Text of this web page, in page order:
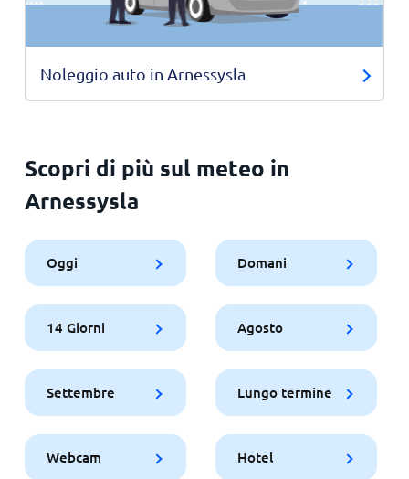
Noleggio auto in Arnessysla
Scopri di più sul meteo in
Arnessysla
Oggi Domani
14 Giorni Agosto
Settembre Lungo termine
Webcam Hotel